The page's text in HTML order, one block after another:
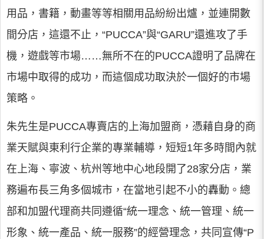
用品，書籍，動畫等等相關用品紛紛出爐，並連開數
間分店，這還不止，“PUCCA”與“GARU”還進攻了手
機，遊戲等市場……無所不在的PUCCA證明了品牌在
市場中取得的成功，而這個成功取決於一個好的市場
策略。
朱先生是PUCCA專賣店的上海加盟商，憑藉自身的商
業天賦與東利行企業的專業輔導，短短1年多時間內就
在上海、寧波、杭州等地中心地段開了28家分店，業
務遍布長三角多個城市，在當地引起不小的轟動。總
部和加盟代理商共同遵循“統一理念、統一管理、統一
形象、統一產品、統一服務”的經營理念，共同宣傳“P